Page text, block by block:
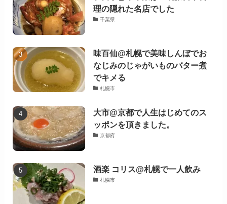
理の隠れた名店でした
千葉県
味百仙@札幌で美味しんぼでお
なじみのじゃがいものバター煮
でキメる
札幌市
大市@京都で人生はじめてのス
ッポンを頂きました。
京都府
酒楽 コリス@札幌で一人飲み
札幌市